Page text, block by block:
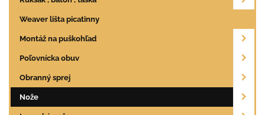
Weaver lišta picatinny
Montáž na puškohľad
Poľovnícka obuv
Obranný sprej
Nože